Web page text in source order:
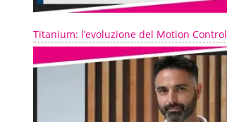
Titanium: l’evoluzione del Motion Control